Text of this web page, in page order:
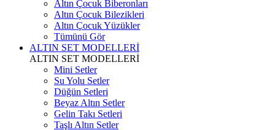
Altın Çocuk Biberonları
Altın Çocuk Bilezikleri
Altın Çocuk Yüzükler
Tümünü Gör
ALTIN SET MODELLERİ
ALTIN SET MODELLERİ
Mini Setler
Su Yolu Setler
Düğün Setleri
Beyaz Altın Setler
Gelin Takı Setleri
Taşlı Altın Setler